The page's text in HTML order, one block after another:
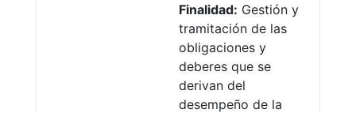
Finalidad: Gestión y
tramitación de las
obligaciones y
deberes que se
derivan del
desempeño de la